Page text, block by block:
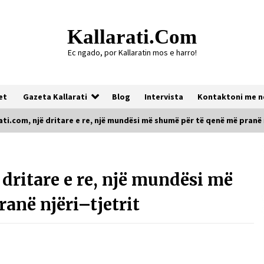
Kallarati.com
Ec ngado, por Kallaratin mos e harro!
Gazeta Kallarati Blog Intervista Kontaktoni me
07/07/2026
një dritare e re, një mundësi më shumë për të qenë më
e re, një mundësi më
njëri–tjetrit